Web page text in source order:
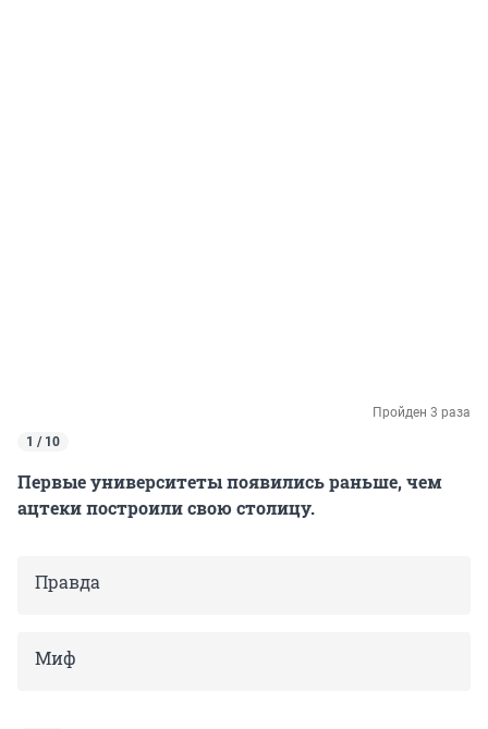
Пройден 3 раза
1 / 10
Первые университеты появились раньше, чем
ацтеки построили свою столицу.
Правда
Миф